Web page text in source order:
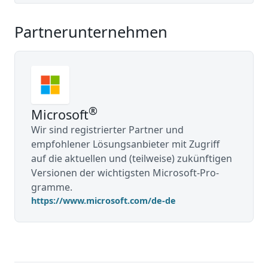
Partnerunternehmen
Microsoft®
Wir sind registrierter Partner und
empfohlener Lösungsanbieter mit Zugriff
auf die aktuellen und (teilweise) zukünftigen
Versionen der wichtigsten Microsoft-Pro­
gramme.
https://www.microsoft.com/de-de